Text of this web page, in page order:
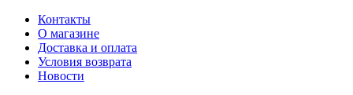
Контакты
О магазине
Доставка и оплата
Условия возврата
Новости